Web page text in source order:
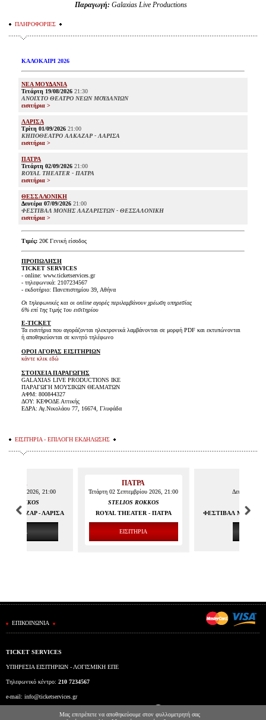
Παραγωγή: Galaxias Live Productions
ΠΛΗΡΟΦΟΡΙΕΣ
ΚΑΛΟΚΑΙΡΙ 2026
ΝΕΑ ΜΟΥΔΑΝΙΑ
Τετάρτη 19/08/2026 21:30
ΑΝΟΙΧΤΟ ΘΕΑΤΡΟ ΝΕΩΝ ΜΟΥΔΑΝΙΩΝ
εισιτήρια >
ΛΑΡΙΣΑ
Τρίτη 01/09/2026 21:00
ΚΗΠΟΘΕΑΤΡΟ ΑΛΚΑΖΑΡ - ΛΑΡΙΣΑ
εισιτήρια >
ΠΑΤΡΑ
Τετάρτη 02/09/2026 21:00
ROYAL THEATER - ΠΑΤΡΑ
εισιτήρια >
ΘΕΣΣΑΛΟΝΙΚΗ
Δευτέρα 07/09/2026 21:00
ΦΕΣΤΙΒΑΛ ΜΟΝΗΣ ΛΑΖΑΡΙΣΤΩΝ - ΘΕΣΣΑΛΟΝΙΚΗ
εισιτήρια >
Τιμές: 20€ Γενική είσοδος
ΠΡΟΠΩΛΗΣΗ
TICKET SERVICES
- online: www.ticketservices.gr
- τηλεφωνικά: 2107234567
- εκδοτήριο: Πανεπιστημίου 39, Αθήνα
Οι τηλεφωνικές και οι online αγορές περιλαμβάνουν χρέωση υπηρεσίας
6% επί της τιμής του εισιτηρίου
E-TICKET
Τα εισιτήρια που αγοράζονται ηλεκτρονικά λαμβάνονται σε μορφή PDF και εκτυπώνονται
ή αποθηκεύονται σε κινητό τηλέφωνο
ΟΡΟΙ ΑΓΟΡΑΣ ΕΙΣΙΤΗΡΙΩΝ
κάντε κλικ εδώ
ΣΤΟΙΧΕΙΑ ΠΑΡΑΓΩΓΗΣ
GALAXIAS LIVE PRODUCTIONS ΙΚΕ
ΠΑΡΑΓΩΓΗ ΜΟΥΣΙΚΩΝ ΘΕΑΜΑΤΩΝ
ΑΦΜ: 800844327
ΔΟΥ: ΚΕΦΟΔΕ Αττικής
ΕΔΡΑ: Αγ.Νικολάου 77, 16674, Γλυφάδα
ΕΙΣΙΤΗΡΙΑ - ΕΠΙΛΟΓΗ ΕΚΔΗΛΩΣΗΣ
ΛΑΡΙΣΑ
2026, 21:00
ROKKOS
ΑΛΚΑΖΑΡ - ΛΑΡΙΣΑ
ΠΑΤΡΑ
Τετάρτη 02 Σεπτεμβρίου 2026, 21:00
STELIOS ROKKOS
ROYAL THEATER - ΠΑΤΡΑ
ΕΙΣΙΤΗΡΙΑ
Δευτέρα 07
ΦΕΣΤΙΒΑΛ ΜΟΝΗΣ
ΕΠΙΚΟΙΝΩΝΙΑ
TICKET SERVICES
ΥΠΗΡΕΣΙΑ ΕΙΣΙΤΗΡΙΩΝ - ΛΟΓΙΣΜΙΚΗ ΕΠΕ
Τηλεφωνικό κέντρο: 210 7234567
e-mail: info@ticketservices.gr
Εκδοτήριο: Πανεπιστημίου 39 (Στοά Πεσμαζόγλου), Αθήνα
Μας επιτρέπετε να αποθηκεύουμε στον φυλλομετρητή σας